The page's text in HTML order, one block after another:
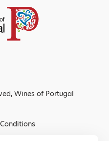
Wines of Portugal